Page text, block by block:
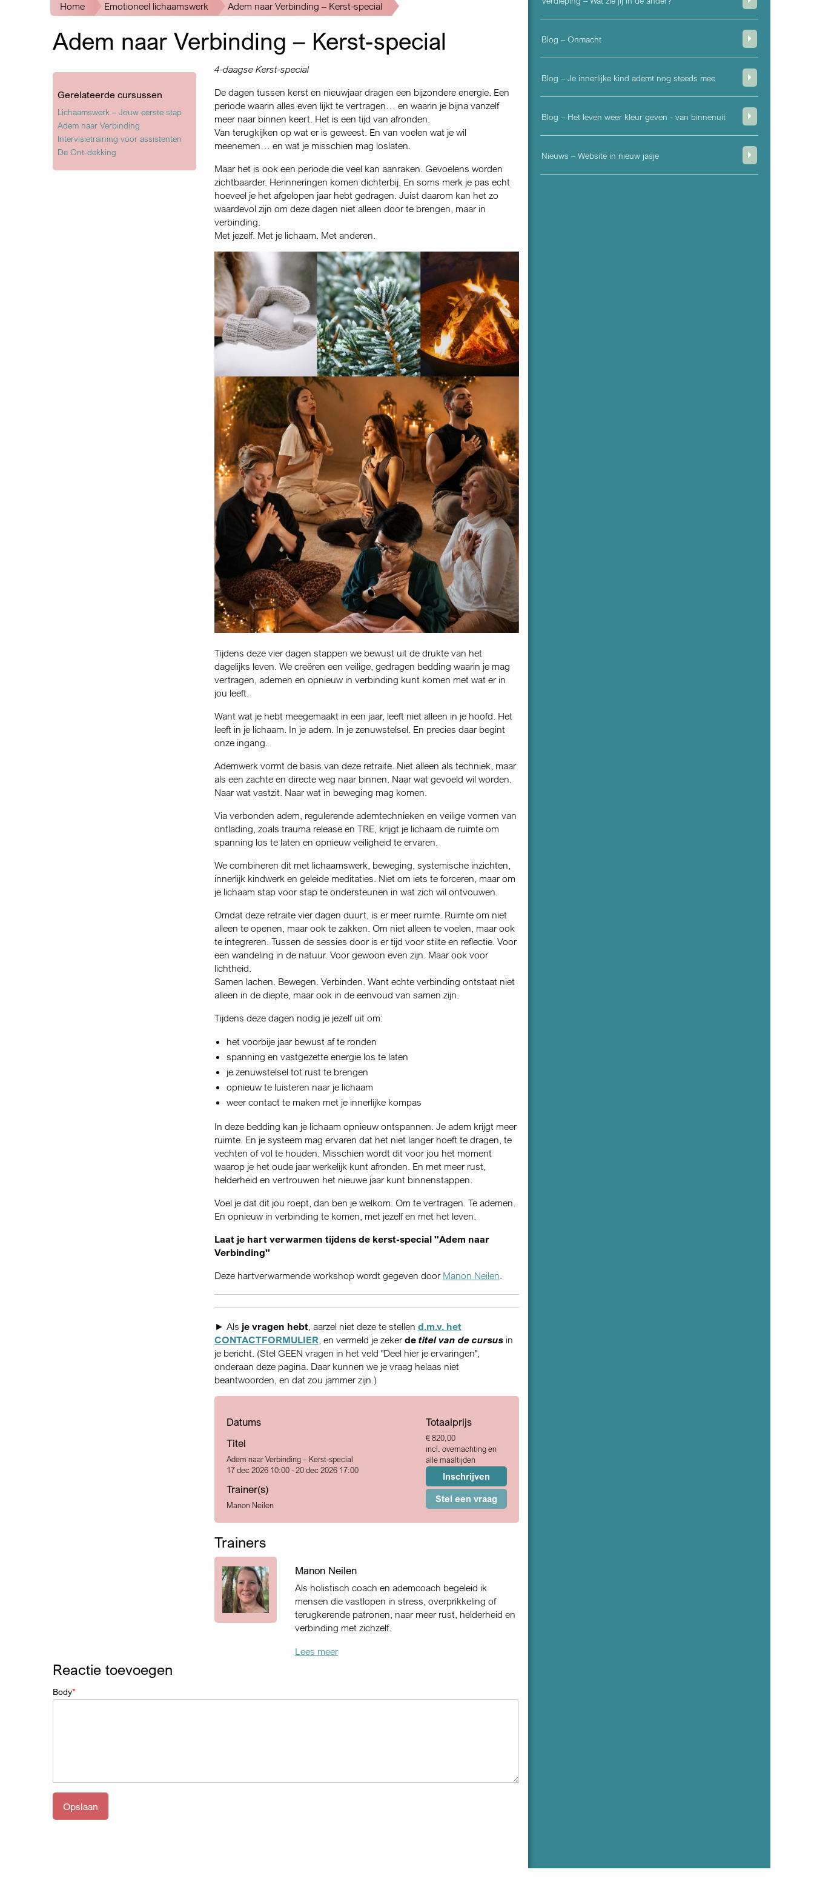
Kruimelpad
Home Emotioneel lichaamswerk Adem naar Verbinding – Kerst-special
Adem naar Verbinding – Kerst-special
4-daagse Kerst-special
De dagen tussen kerst en nieuwjaar dragen een bijzondere energie. Een
periode waarin alles even lijkt te vertragen… en waarin je bijna vanzelf
meer naar binnen keert. Het is een tijd van afronden.
Van terugkijken op wat er is geweest. En van voelen wat je wil
meenemen… en wat je misschien mag loslaten.
Maar het is ook een periode die veel kan aanraken. Gevoelens worden
zichtbaarder. Herinneringen komen dichterbij. En soms merk je pas echt
hoeveel je het afgelopen jaar hebt gedragen. Juist daarom kan het zo
waardevol zijn om deze dagen niet alleen door te brengen, maar in
verbinding.
Met jezelf. Met je lichaam. Met anderen.
Tijdens deze vier dagen stappen we bewust uit de drukte van het
dagelijks leven. We creëren een veilige, gedragen bedding waarin je mag
vertragen, ademen en opnieuw in verbinding kunt komen met wat er in
jou leeft.
Want wat je hebt meegemaakt in een jaar, leeft niet alleen in je hoofd. Het
leeft in je lichaam. In je adem. In je zenuwstelsel. En precies daar begint
onze ingang.
Ademwerk vormt de basis van deze retraite. Niet alleen als techniek, maar
als een zachte en directe weg naar binnen. Naar wat gevoeld wil worden.
Naar wat vastzit. Naar wat in beweging mag komen.
Via verbonden adem, regulerende ademtechnieken en veilige vormen van
ontlading, zoals trauma release en TRE, krijgt je lichaam de ruimte om
spanning los te laten en opnieuw veiligheid te ervaren.
We combineren dit met lichaamswerk, beweging, systemische inzichten,
innerlijk kindwerk en geleide meditaties. Niet om iets te forceren, maar om
je lichaam stap voor stap te ondersteunen in wat zich wil ontvouwen.
Omdat deze retraite vier dagen duurt, is er meer ruimte. Ruimte om niet
alleen te openen, maar ook te zakken. Om niet alleen te voelen, maar ook
te integreren. Tussen de sessies door is er tijd voor stilte en reflectie. Voor
een wandeling in de natuur. Voor gewoon even zijn. Maar ook voor
lichtheid.
Samen lachen. Bewegen. Verbinden. Want echte verbinding ontstaat niet
alleen in de diepte, maar ook in de eenvoud van samen zijn.
Tijdens deze dagen nodig je jezelf uit om:
het voorbije jaar bewust af te ronden
spanning en vastgezette energie los te laten
je zenuwstelsel tot rust te brengen
opnieuw te luisteren naar je lichaam
weer contact te maken met je innerlijke kompas
In deze bedding kan je lichaam opnieuw ontspannen. Je adem krijgt meer
ruimte. En je systeem mag ervaren dat het niet langer hoeft te dragen, te
vechten of vol te houden. Misschien wordt dit voor jou het moment
waarop je het oude jaar werkelijk kunt afronden. En met meer rust,
helderheid en vertrouwen het nieuwe jaar kunt binnenstappen.
Voel je dat dit jou roept, dan ben je welkom. Om te vertragen. Te ademen.
En opnieuw in verbinding te komen, met jezelf en met het leven.
Laat je hart verwarmen tijdens de kerst-special "Adem naar
Verbinding"
Deze hartverwarmende workshop wordt gegeven door Manon Neilen.
► Als je vragen hebt, aarzel niet deze te stellen d.m.v. het
CONTACTFORMULIER, en vermeld je zekerde titel van de cursusin
je bericht. (Stel GEEN vragen in het veld "Deel hier je ervaringen",
onderaan deze pagina. Daar kunnen we je vraag helaas niet
beantwoorden, en dat zou jammer zijn.)
Datums
Titel
Adem naar Verbinding – Kerst-special
17 dec 2026 10:00 - 20 dec 2026 17:00
Trainer(s)
Manon Neilen
Totaalprijs
€ 820,00
incl. overnachting en
alle maaltijden
Inschrijven
Stel een vraag
Trainers
Manon Neilen
Als holistisch coach en ademcoach begeleid ik
mensen die vastlopen in stress, overprikkeling of
terugkerende patronen, naar meer rust, helderheid en
verbinding met zichzelf.
Lees meer
Gerelateerde cursussen
Lichaamswerk – Jouw eerste stap
Adem naar Verbinding
Intervisietraining voor assistenten
De Ont-dekking
Reactie toevoegen
Body
Blog – Onmacht
Blog – Je innerlijke kind ademt nog steeds mee
Blog – Het leven weer kleur geven - van binnenuit
Nieuws – Website in nieuw jasje